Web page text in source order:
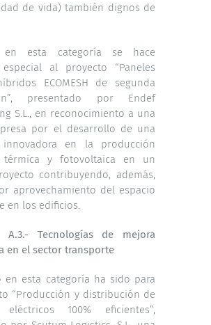
de vida) también dignos de
en esta categoría se hace
al proyecto “Paneles
ECOMESH de segunda
presentado por Endef
S.L., en reconocimiento a una
por el desarrollo de una
innovadora en la producción
térmica y fotovoltaica en un
contribuyendo, además,
aprovechamiento del espacio
en los edificios.
A.3.- Tecnologías de mejora
en el sector transporte
en esta categoría ha sido para
“Producción y distribución de
eléctricos 100% eficientes”,